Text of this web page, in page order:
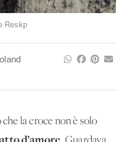
Reskp
la croce non è solo